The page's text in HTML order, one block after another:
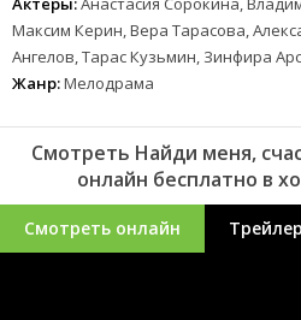
Максим Керин, Вера Тарасова,
Ангелов, Тарас Кузьмин, Зинфира
Жанр:Мелодрама
Смотреть Найди меня,
онлайн бесплатно в
Смотреть онлайн Трейлер